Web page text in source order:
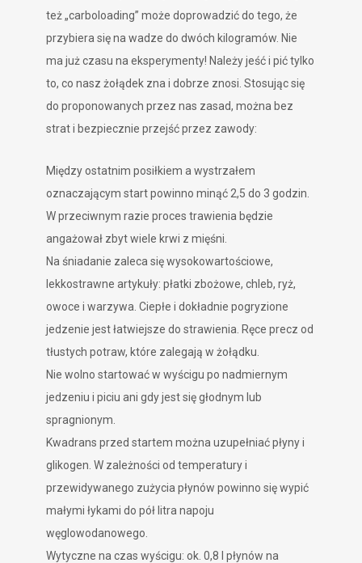
też „carboloading” może doprowadzić do tego, że
przybiera się na wadze do dwóch kilogramów. Nie
ma już czasu na eksperymenty! Należy jeść i pić tylko
to, co nasz żołądek zna i dobrze znosi. Stosując się
do proponowanych przez nas zasad, można bez
strat i bezpiecznie przejść przez zawody:
Między ostatnim posiłkiem a wystrzałem
oznaczającym start powinno minąć 2,5 do 3 godzin.
W przeciwnym razie proces trawienia będzie
angażował zbyt wiele krwi z mięśni.
Na śniadanie zaleca się wysokowartościowe,
lekkostrawne artykuły: płatki zbożowe, chleb, ryż,
owoce i warzywa. Ciepłe i dokładnie pogryzione
jedzenie jest łatwiejsze do strawienia. Ręce precz od
tłustych potraw, które zalegają w żołądku.
Nie wolno startować w wyścigu po nadmiernym
jedzeniu i piciu ani gdy jest się głodnym lub
spragnionym.
Kwadrans przed startem można uzupełniać płyny i
glikogen. W zależności od temperatury i
przewidywanego zużycia płynów powinno się wypić
małymi łykami do pół litra napoju
węglowodanowego.
Wytyczne na czas wyścigu: ok. 0,8 l płynów na